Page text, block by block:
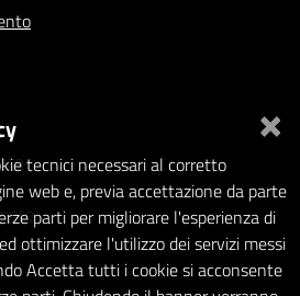
×
tecnici necessari al corretto
web e, previa accettazione da parte
parti per migliorare l'esperienza di
ottimizzare l'utilizzo dei servizi messi
Accetta tutti i cookie si acconsente